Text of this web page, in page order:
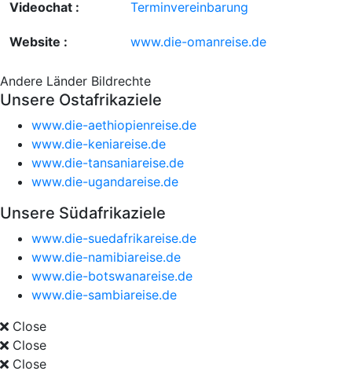
Videochat : Terminvereinbarung
Website : www.die-omanreise.de
Andere Länder Bildrechte
Unsere Ostafrikaziele
www.die-aethiopienreise.de
www.die-keniareise.de
www.die-tansaniareise.de
www.die-ugandareise.de
Unsere Südafrikaziele
www.die-suedafrikareise.de
www.die-namibiareise.de
www.die-botswanareise.de
www.die-sambiareise.de
Close
Close
Close